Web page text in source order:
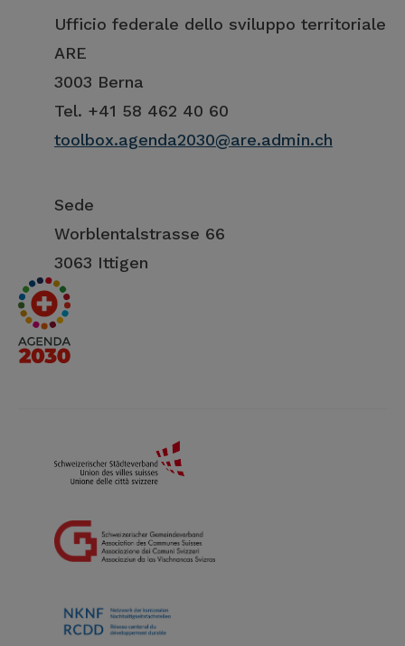
Ufficio federale dello sviluppo territoriale
ARE
3003 Berna
Tel. +41 58 462 40 60
toolbox.agenda2030@are.admin.ch
Sede
Worblentalstrasse 66
3063 Ittigen